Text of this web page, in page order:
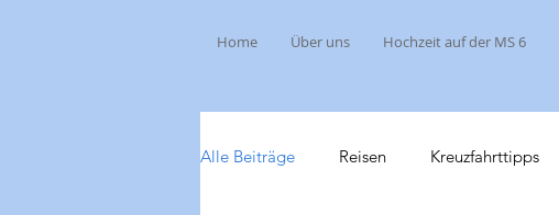
Home Über uns Hochzeit auf der MS 6
Alle Beiträge Reisen Kreuzfahrttipps